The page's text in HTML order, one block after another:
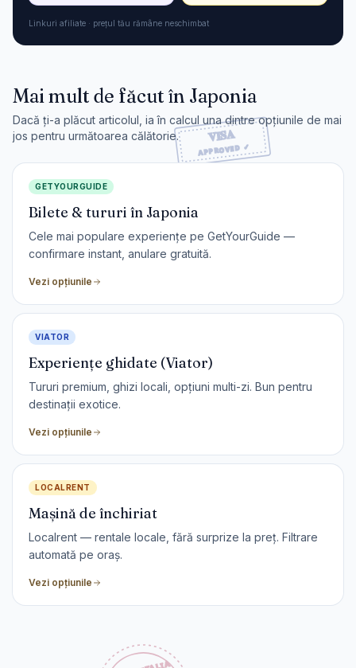
Linkuri afiliate · prețul tău rămâne neschimbat
Mai mult de făcut în Japonia
Dacă ți-a plăcut articolul, ia în calcul una dintre opțiunile de mai
jos pentru următoarea călătorie.
GETYOURGUIDE
Bilete & tururi în Japonia
Cele mai populare experiențe pe GetYourGuide —
confirmare instant, anulare gratuită.
Vezi opțiunile
VIATOR
Experiențe ghidate (Viator)
Tururi premium, ghizi locali, opțiuni multi-zi. Bun pentru
destinații exotice.
Vezi opțiunile
LOCALRENT
Mașină de închiriat
Localrent — rentale locale, fără surprize la preț. Filtrare
automată pe oraș.
Vezi opțiunile